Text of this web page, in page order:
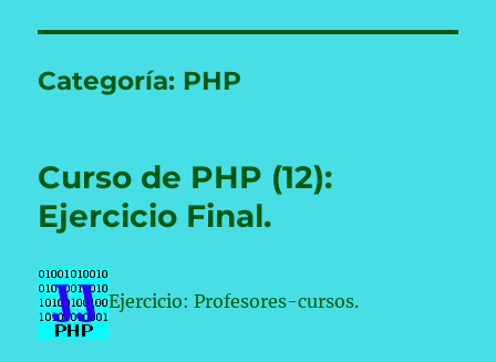
Categoría: PHP
Curso de PHP (12):
Ejercicio Final.
Ejercicio: Profesores-cursos.